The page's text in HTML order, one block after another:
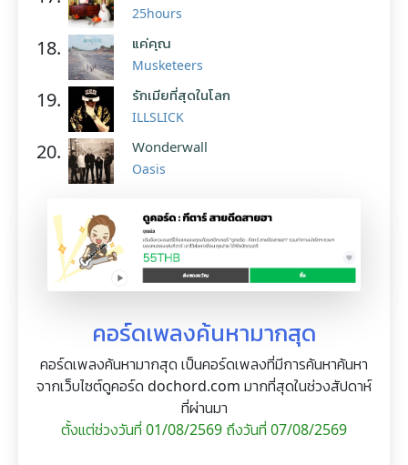
25hours
18. แค่คุณ
Musketeers
19. รักเมียที่สุดในโลก
ILLSLICK
20. Wonderwall
Oasis
คอร์ดเพลงค้นหามากสุด
คอร์ดเพลงค้นหามากสุด เป็นคอร์ดเพลงที่มีการค้นหาค้นหา
จากเว็บไซต์ดูคอร์ด dochord.com มากที่สุดในช่วงสัปดาห์
ที่ผ่านมา
ตั้งแต่ช่วงวันที่ 01/08/2569 ถึงวันที่ 07/08/2569